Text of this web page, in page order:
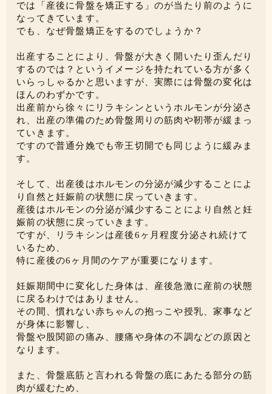
では「産後に骨盤を矯正する」のが当たり前のように
なってきています。
でも、なぜ骨盤矯正をするのでしょうか？
出産することにより、骨盤が大きく開いたり歪んだり
するのでは？というイメージを持たれている方が多く
いらっしゃるかと思いますが、実際には骨盤の変化は
ほんのわずかです。
出産前から徐々にリラキシンというホルモンが分泌さ
れ、出産の準備のため骨盤周りの筋肉や靭帯が緩まっ
ていきます。
ですので普通分娩でも帝王切開でも同じように緩みま
す。
そして、出産後はホルモンの分泌が減少することによ
り自然と妊娠前の状態に戻っていきます。
産後はホルモンの分泌が減少することにより自然と妊
娠前の状態に戻っていきます。
ですが、リラキシンは産後6ヶ月程度分泌され続けて
いるため、
特に産後の6ヶ月間のケアが重要になります。
妊娠期間中に変化した身体は、産後急激に産前の状態
に戻るわけではありません。
その間、慣れない赤ちゃんの抱っこや授乳、家事など
が身体に影響し、
骨盤や股関節の痛み、腰痛や身体の不調などの原因と
なります。
また、骨盤底筋と言われる骨盤の底にあたる部分の筋
肉が緩むため、